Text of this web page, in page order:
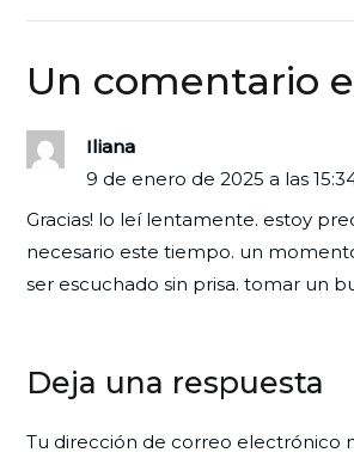
de
entradas
Un comentario
Iliana
9 de enero de 2025 a las
Gracias! lo leí lentamente. estoy
necesario este tiempo. un
ser escuchado sin prisa. tomar un
Deja una respuesta
Tu dirección de correo electrónico